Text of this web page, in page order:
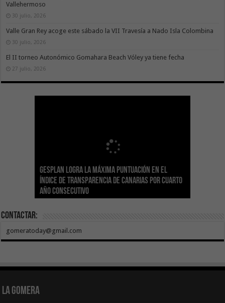
Vallehermoso
30 julio, 2026
Valle Gran Rey acoge este sábado la VII Travesía a Nado Isla Colombina
30 julio, 2026
El II torneo Autonómico Gomahara Beach Vóley ya tiene fecha
27 julio, 2026
Gesplan logra la máxima puntuación en el
Índice de Transparencia de Canarias por cuarto
año consecutivo
El Gobierno canario concede ayudas del
POSEICAN-Pesca al sector por valor de 7,09 M€
tras aumentar las cuantías
Transición Ecológica coordina con Ashotel su
adhesión a la Red de Refugios Climáticos de
Canarias
Visocan incorpora 170 pisos a su parque de
vivienda protegida en régimen de alquiler
asequible de Tenerife
Sanidad refuerza la capacidad diagnóstica de
los centros de salud con el impulso de la
ecografía clínica
El Gobierno de Canarias convoca el Concurso de
Sal Marina Agrocanarias 2026
Contactar:
gomeratoday@gmail.com
La Gomera